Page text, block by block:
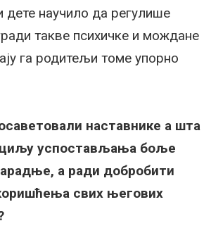
дете научило да регулише
такве психичке и мождане
га родитељи томе упорно
наставнике а шта
успостављања боље
а ради добробити
свих његових